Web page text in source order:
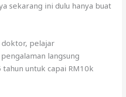
sekarang ini dulu hanya buat
doktor, pelajar
langsung
untuk capai RM10k